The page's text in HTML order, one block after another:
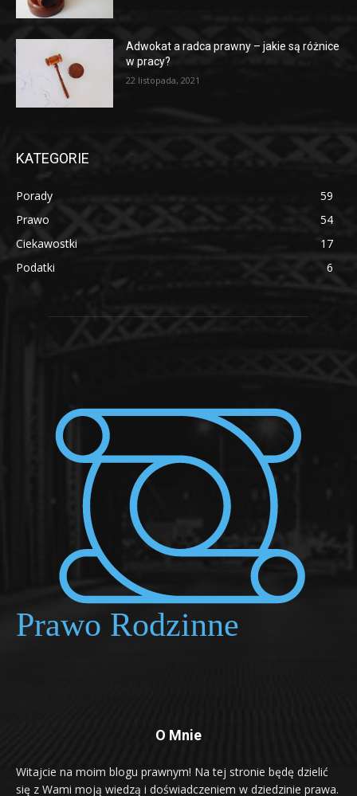
Adwokat a radca prawny – jakie są różnice
w pracy?
22 listopada, 2021
KATEGORIE
Porady
59
Prawo
54
Ciekawostki
17
Podatki
6
O Mnie
Witajcie na moim blogu prawnym! Na tej stronie będę dzielić
się z Wami moją wiedzą i doświadczeniem w dziedzinie prawa.